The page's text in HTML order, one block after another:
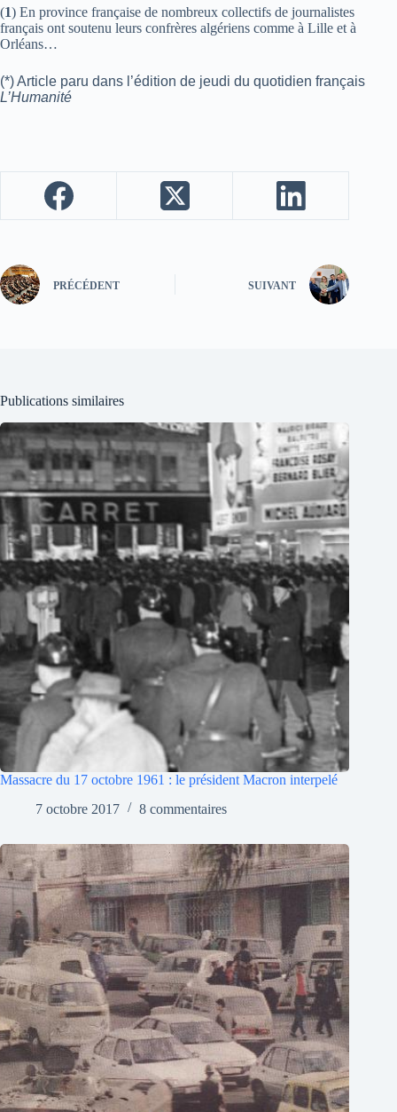
(1) En province française de nombreux collectifs de journalistes
français ont soutenu leurs confrères algériens comme à Lille et à
Orléans…
(*) Article paru dans l’édition de jeudi du quotidien français
L’Humanité
PRÉCÉDENT SUIVANT
Publications similaires
Massacre du 17 octobre 1961 : le président Macron interpelé
7 octobre 2017
8 commentaires